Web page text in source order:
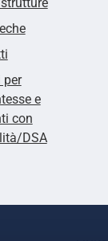
per
e
con
DSA